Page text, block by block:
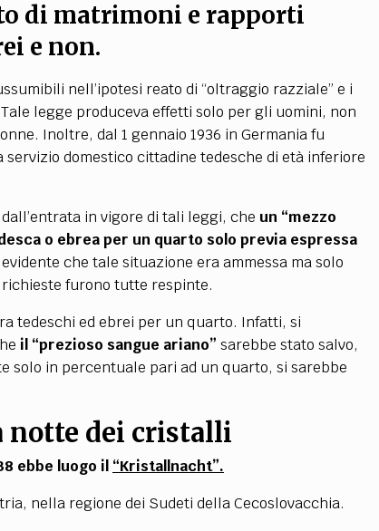
di matrimoni e rapporti
e non.
nell’ipotesi reato di “oltraggio razziale” e i
legge produceva effetti solo per gli uomini, non
Inoltre, dal 1 gennaio 1936 in Germania fu
domestico cittadine tedesche di età inferiore
in vigore di tali leggi, che un “mezzo
o ebrea per un quarto solo previa espressa
evidente che tale situazione era ammessa ma solo
furono tutte respinte.
tedeschi ed ebrei per un quarto. Infatti, si
il “prezioso sangue ariano” sarebbe stato salvo,
solo in percentuale pari ad un quarto, si sarebbe
notte dei cristalli
ebbe luogo il “Kristallnacht”.
nella regione dei Sudeti della Cecoslovacchia.